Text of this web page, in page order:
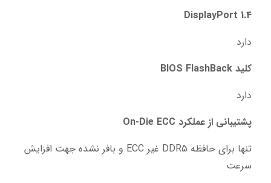
DisplayPort 1.4
دارد
کلید BIOS FlashBack
دارد
پشتیبانی از عملکرد On-Die ECC
سرعت